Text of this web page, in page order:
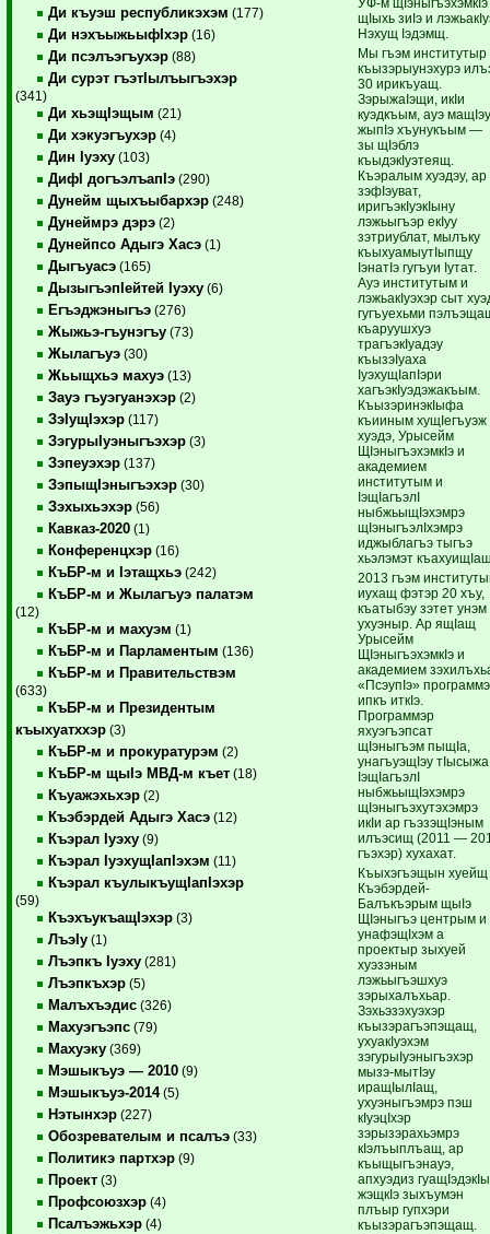
Ди къуэш республикэхэм (177)
Ди нэхъыжьыфIхэр (16)
Ди псэлъэгъухэр (88)
Ди сурэт гъэтIылъыгъэхэр
(341)
Ди хьэщIэщым (21)
Ди хэкуэгъухэр (4)
Дин Iуэху (103)
ДифI догъэлъапIэ (290)
Дунейм щыхъыбархэр (248)
Дунеймрэ дэрэ (2)
Дунейпсо Адыгэ Хасэ (1)
Дыгъуасэ (165)
ДызыгъэпIейтей Iуэху (6)
Егъэджэныгъэ (276)
Жыжьэ-гъунэгъу (73)
Жылагъуэ (30)
Жьыщхьэ махуэ (13)
Зауэ гъуэгуанэхэр (2)
ЗэIущIэхэр (117)
ЗэгурыIуэныгъэхэр (3)
Зэпеуэхэр (137)
ЗэпыщIэныгъэхэр (30)
Зэхыхьэхэр (56)
Кавказ-2020 (1)
Конференцхэр (16)
КъБР-м и Iэтащхьэ (242)
КъБР-м и Жылагъуэ палатэм
(12)
КъБР-м и махуэм (1)
КъБР-м и Парламентым (136)
КъБР-м и Правительствэм
(633)
КъБР-м и Президентым
къыхуатххэр (3)
КъБР-м и прокуратурэм (2)
КъБР-м щыIэ МВД-м къет (18)
Къуажэхьхэр (2)
Къэбэрдей Адыгэ Хасэ (12)
Къэрал Iуэху (9)
Къэрал IуэхущIапIэхэм (11)
Къэрал къулыкъущIапIэхэр
(59)
КъэхъукъащIэхэр (3)
ЛъэIу (1)
Лъэпкъ Iуэху (281)
Лъэпкъхэр (5)
Малъхъэдис (326)
Махуэгъэпс (79)
Махуэку (369)
Мэшыкъуэ — 2010 (9)
Мэшыкъуэ-2014(5)
Нэтынхэр (227)
Обозревателым и псалъэ (33)
Политикэ партхэр (9)
Проект (3)
Профсоюзхэр (4)
Псалъэжьхэр (4)
щIыхь зиIэ и
Нэхущ Iэдэмщ.
Мы гъэм институтыр
къызэрыунэхурэ
30 ирикъуащ.
ЗэрыжаIэщи, икIи
куэдкъым, ауэ
жыпIэ хъунукъым —
зы щIэблэ
къыдэкIуэтеящ.
Къэралым хуэдэу, ар
зэфIэуват,
иригъэкIуэкIыну
лэжьыгъэр екIуу
зэтриублат, мылъку
къыхуамыутIыпщу
IэнатIэ гугъуи Iутат.
Ауэ институтым и
лэжьакIуэхэр сыт
гугъуехьми
къаруушхуэ
трагъэкIуадэу
къызэIуаха
IуэхущIапIэри
хагъэкIуэдэжакъым.
КъызэринэкIыфа
къииным хущIегъуэж
хуэдэ, Урысейм
ЩIэныгъэхэмкIэ и
академием
институтым и
IэщIагъэлI
ныбжьыщIэхэмрэ
щIэныгъэлIхэмрэ
иджыблагъэ тыгъэ
хьэлэмэт
2013 гъэм
иухащ фэтэр 20 хъу,
къатыбэу зэтет унэм
ухуэныр. Ар ящIащ
Урысейм
ЩIэныгъэхэмкIэ и
академием
«ПсэупIэ»
ипкъ иткIэ.
Программэр
яхуэгъэпсат
щIэныгъэм пыщIа,
унагъуэщIэу тIысыжа
IэщIагъэлI
ныбжьыщIэхэмрэ
щIэныгъэхутэхэмрэ
икIи ар гъэзэщIэным
илъэсищ (2011 —
гъэхэр) хухахат.
Къыхэгъэщын хуейщ
Къэбэрдей-
Балъкъэрым щыIэ
ЩIэныгъэ центрым и
унафэщIхэм а
проектыр зыхуей
хуэзэным
лэжьыгъэшхуэ
зэрыхалъхьар.
Зэхьэзэхуэхэр
къызэрагъэпэщащ,
ухуакIуэхэм
зэгурыIуэныгъэхэр
мызэ-мытIэу
иращIылIащ,
ухуэныгъэмрэ пэш
кIуэцIхэр
зэрызэрахьэмрэ
кIэлъыплъащ, ар
къыщыгъэнауэ,
апхуэдиз
жэщкIэ зыхъумэн
плъыр гупхэри
къызэрагъэпэщащ.